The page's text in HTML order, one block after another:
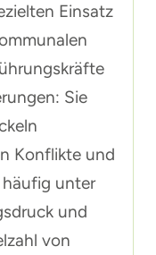
Einsatz
Sie
Konflikte und
unter
und
von